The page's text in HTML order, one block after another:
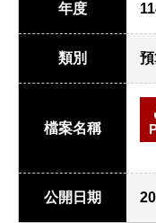
年度
類別
檔案名稱
公開日期